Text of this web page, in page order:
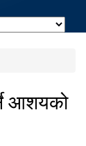
आशयको